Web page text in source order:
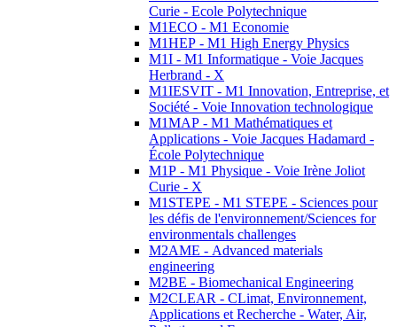
Curie - Ecole Polytechnique
M1ECO - M1 Economie
M1HEP - M1 High Energy Physics
M1I - M1 Informatique - Voie Jacques
Herbrand - X
M1IESVIT - M1 Innovation, Entreprise, et
Société - Voie Innovation technologique
M1MAP - M1 Mathématiques et
Applications - Voie Jacques Hadamard -
École Polytechnique
M1P - M1 Physique - Voie Irène Joliot
Curie - X
M1STEPE - M1 STEPE - Sciences pour
les défis de l'environnement/Sciences for
environmentals challenges
M2AME - Advanced materials
engineering
M2BE - Biomechanical Engineering
M2CLEAR - CLimat, Environnement,
Applications et Recherche - Water, Air,